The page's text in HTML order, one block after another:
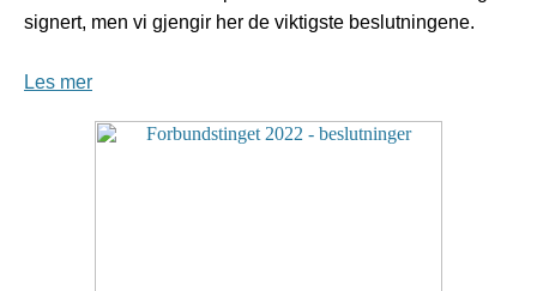
signert, men vi gjengir her de viktigste beslutningene.
Les mer